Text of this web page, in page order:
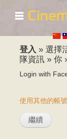
☰
登入 » 選擇
隊資訊 » 你
Login with
使用其他的帳號